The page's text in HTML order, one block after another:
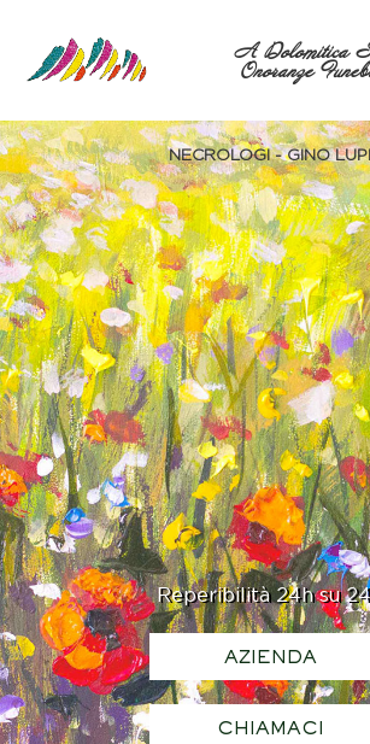
A Dolomitica
Onoranze
Reperibilità 24h su
AZIENDA
CHIAMACI
NECROLOGI - GINO LUPI